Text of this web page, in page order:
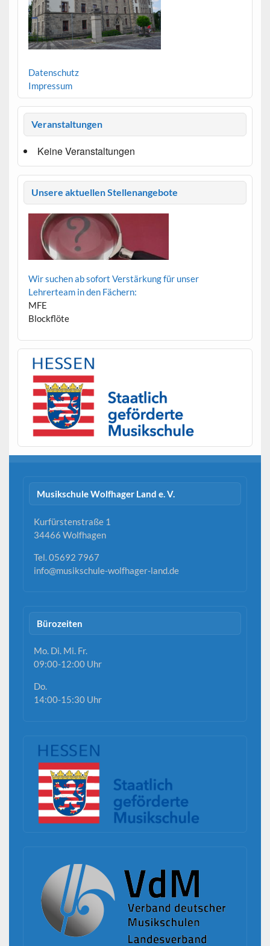
Datenschutz
Impressum
Veranstaltungen
Keine Veranstaltungen
Unsere aktuellen Stellenangebote
Wir suchen ab sofort Verstärkung für unser
Lehrerteam in den Fächern:
MFE
Blockflöte
Musikschule Wolfhager Land e. V.
Kurfürstenstraße 1
34466 Wolfhagen
Tel. 05692 7967
info@musikschule-wolfhager-land.de
Bürozeiten
Mo. Di. Mi. Fr.
09:00-12:00 Uhr
Do.
14:00-15:30 Uhr